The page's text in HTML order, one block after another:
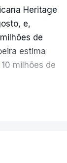
Heritage
e,
de
estima
milhões de
durante
por um